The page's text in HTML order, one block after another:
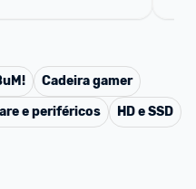
Cadeira gamer
e periféricos
HD e SSD